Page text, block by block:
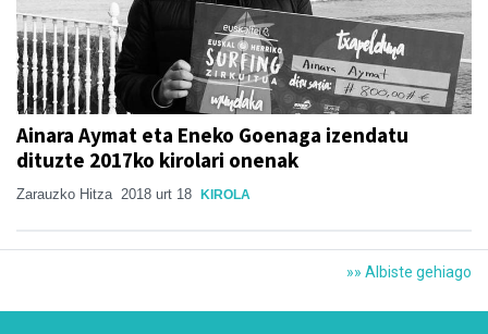
Ainara Aymat eta Eneko Goenaga izendatu
dituzte 2017ko kirolari onenak
Zarauzko Hitza 2018 urt 18 KIROLA
»» Albiste gehiago